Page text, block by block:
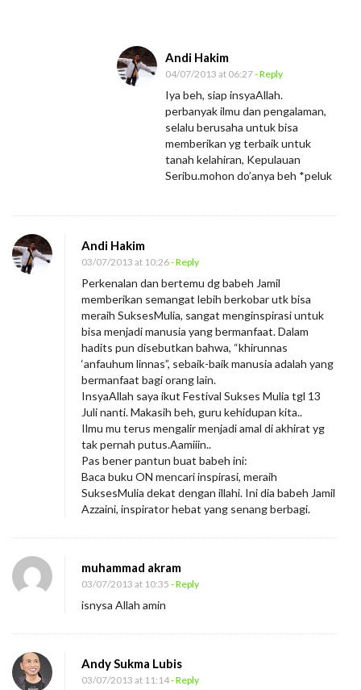
Andi Hakim
04/07/2013 at 06:27- Reply
Iya beh, siap insyaAllah.
perbanyak ilmu dan pengalaman,
selalu berusaha untuk bisa
memberikan yg terbaik untuk
tanah kelahiran, Kepulauan
Seribu.mohon do’anya beh *peluk
Andi Hakim
03/07/2013 at 10:26- Reply
Perkenalan dan bertemu dg babeh Jamil
memberikan semangat lebih berkobar utk bisa
meraih SuksesMulia, sangat menginspirasi untuk
bisa menjadi manusia yang bermanfaat. Dalam
hadits pun disebutkan bahwa, “khirunnas
‘anfauhum linnas”, sebaik-baik manusia adalah yang
bermanfaat bagi orang lain.
InsyaAllah saya ikut Festival Sukses Mulia tgl 13
Juli nanti. Makasih beh, guru kehidupan kita..
Ilmu mu terus mengalir menjadi amal di akhirat yg
tak pernah putus.Aamiiin..
Pas bener pantun buat babeh ini:
Baca buku ON mencari inspirasi, meraih
SuksesMulia dekat dengan illahi. Ini dia babeh Jamil
Azzaini, inspirator hebat yang senang berbagi.
muhammad akram
03/07/2013 at 10:35 - Reply
isnysa Allah amin
Andy Sukma Lubis
03/07/2013 at 11:14- Reply